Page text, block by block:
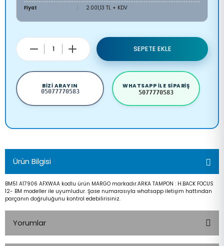
Fiyat
2.001,13 TL + KDV
SEPETE EKLE
BIZI ARAYIN
05077770583
WHATSAPP ILE SIPARIŞ
5077770583
Ürün Bilgisi
BM51 A17906 AFXWAA kodlu ürün MARGO markadır.ARKA TAMPON : H.BACK FOCUS
12- BM modeller ile uyumludur. Şase numarasıyla whatsapp iletişim hattından
parçanın doğruluğunu kontrol edebilirisiniz.
Yorumlar